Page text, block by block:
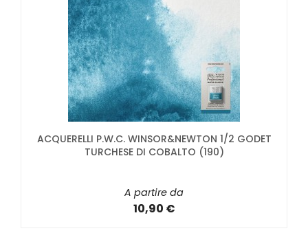
ACQUERELLI P.W.C. WINSOR&NEWTON 1/2 GODET
TURCHESE DI COBALTO (190)
A partire da
10,90 €